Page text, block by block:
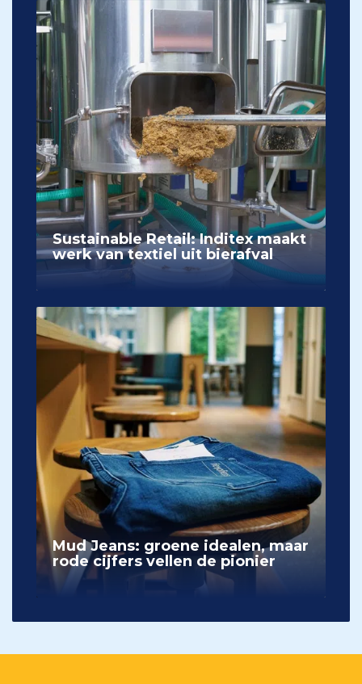
Sustainable Retail: Inditex maakt
werk van textiel uit bierafval
Mud Jeans: groene idealen, maar
rode cijfers vellen de pionier